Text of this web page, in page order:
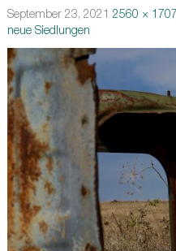
September 23, 2021 2560 × 1707
neue Siedlungen